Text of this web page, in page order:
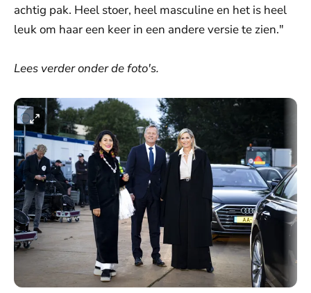
achtig pak. Heel stoer, heel masculine en het is heel
leuk om haar een keer in een andere versie te zien."
Lees verder onder de foto's.